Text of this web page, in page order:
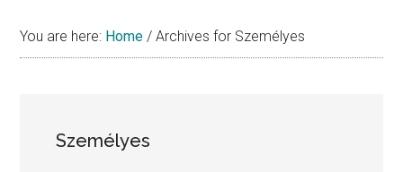
You are here: Home / Archives for Személyes
Személyes